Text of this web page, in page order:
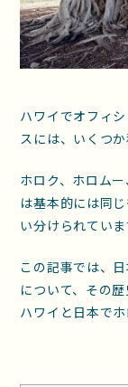
ハワイでオフィ
スには、いくつか
ホロク、ホロム
は基本的には同
い分けられていま
この記事では、
について、その
ハワイと日本で